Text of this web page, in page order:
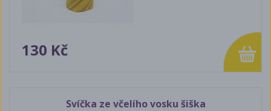
130 Kč
Svíčka ze včelího vosku šiška